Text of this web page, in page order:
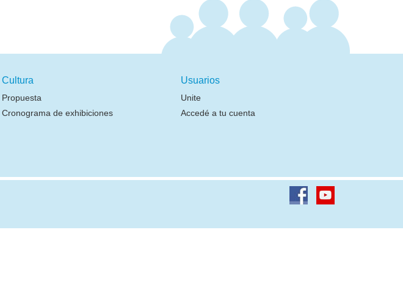
Cultura
Propuesta
Cronograma de exhibiciones
Usuarios
Unite
Accedé a tu cuenta